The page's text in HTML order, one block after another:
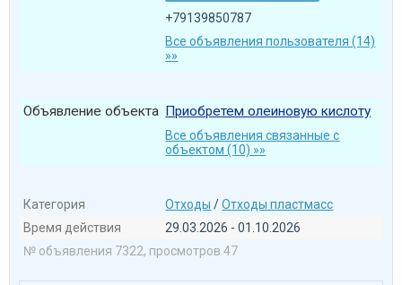
+79139850787
Все объявления пользователя (14)
»»
Объявление объекта Приобретем олеиновую кислоту
Все объявления связанные с
объектом (10) »»
Категория Отходы /Отходы пластмасс
Время действия
29.03.2026 - 01.10.2026
№ объявления 7322, просмотров 47